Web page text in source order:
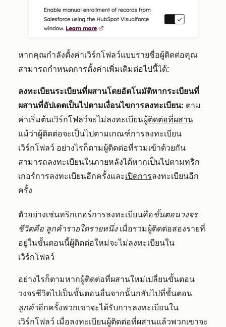
หากคุณกำลังตั้งค่าเวิร์กโฟลว์แบบรายชื่อผู้ติดต่อคุณ
สามารถกำหนดการตั้งค่าเพิ่มเติมต่อไปนี้ได้:
ลงทะเบียนระเบียนที่ผสานโดยอัตโนมัติหากระเบียนที่
ผสานที่อัปเดตเป็นไปตามเงื่อนไขการลงทะเบียน: ตาม
ค่าเริ่มต้นเวิร์กโฟลว์จะไม่ลงทะเบียนผู้ติดต่อที่ผสาน
แม้ว่าผู้ติดต่อจะเป็นไปตามเกณฑ์การลงทะเบียน
เวิร์กโฟลว์ อย่างไรก็ตามผู้ติดต่อที่รวมเข้าด้วยกัน
สามารถลงทะเบียนในภายหลังได้หากเป็นไปตามทริก
เกอร์การลงทะเบียนอีกครั้งและเปิดการลงทะเบียนอีก
ครั้ง
ตัวอย่างเช่นทริกเกอร์การลงทะเบียนคือขั้นตอนวงจร
ชีวิตคือ ลูกค้ารายใดรายหนึ่งเมื่อรวมผู้ติดต่อสองรายที่
อยู่ในขั้นตอนนี้ผู้ติดต่อใหม่จะไม่ลงทะเบียนใน
เวิร์กโฟลว์
อย่างไรก็ตามหากผู้ติดต่อที่ผสานใหม่เปลี่ยนขั้นตอน
วงจรชีวิตไปเป็นขั้นตอนอื่นจากนั้นกลับไปที่ขั้นตอน
ลูกค้าอีกครั้งพวกเขาจะได้รับการลงทะเบียนใน
เวิร์กโฟลว์ เมื่อลงทะเบียนผู้ติดต่อที่ผสานแล้วพวกเขาจะ